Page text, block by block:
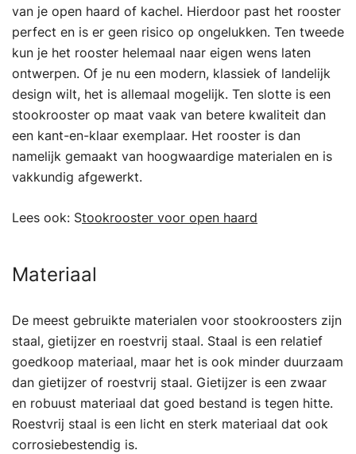
van je open haard of kachel. Hierdoor past het rooster
perfect en is er geen risico op ongelukken. Ten tweede
kun je het rooster helemaal naar eigen wens laten
ontwerpen. Of je nu een modern, klassiek of landelijk
design wilt, het is allemaal mogelijk. Ten slotte is een
stookrooster op maat vaak van betere kwaliteit dan
een kant-en-klaar exemplaar. Het rooster is dan
namelijk gemaakt van hoogwaardige materialen en is
vakkundig afgewerkt.
Lees ook: Stookrooster voor open haard
Materiaal
De meest gebruikte materialen voor stookroosters zijn
staal, gietijzer en roestvrij staal. Staal is een relatief
goedkoop materiaal, maar het is ook minder duurzaam
dan gietijzer of roestvrij staal. Gietijzer is een zwaar
en robuust materiaal dat goed bestand is tegen hitte.
Roestvrij staal is een licht en sterk materiaal dat ook
corrosiebestendig is.